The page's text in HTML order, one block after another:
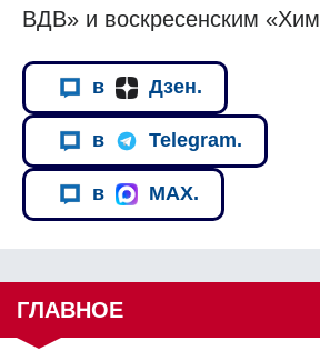
ВДВ» и воскресенским
в Дзен.
в Telegram.
в MAX.
ГЛАВНОЕ